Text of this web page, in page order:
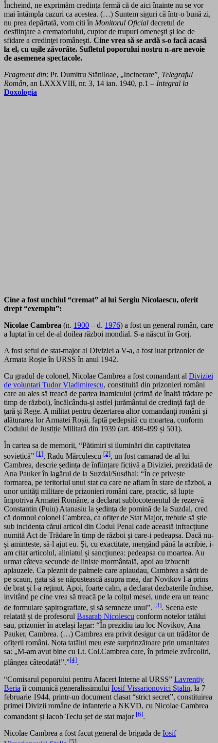
Încheind, ne exprimăm credinţa fermă că de aici înainte nu se vor
mai întâmpla cazuri ca acestea. (…) Suntem siguri că într-o bună zi,
nu prea depărtată, vom citi în Monitorul Oficial decretul de
desfiinţare a crematoriului, cuptor de trupuri omeneşti şi loc de
sfidare a credinţei româneşti. Cine vrea să se ardă s-o facă acasă
la el, cu uşile zăvorâte. Sufletul poporului nostru n-are nevoie
de asemenea spectacole.
Fragment din: Pr. Dumitru Stăniloae, „Incinerare” , Telegraful
Român, an LXXXVIII, nr. 3, 14 ian. 1940, p.1 – Integral la
Doxologia
Cine a fost unchiul “cremat” al lui Sergiu Nicolaescu, oferit
drept “exemplu”:
Nicolae Cambrea (n. 1900 – d. 1976) a fost un general român, care
a luptat în cel de-al doilea război mondial. S-a născut în Gorj.
A fost șeful de stat-major al Diviziei a V-a, a fost luat prizonier de
Armata Roșie în URSS în anul 1942.
Cu gradul de colonel, Nicolae Cambrea a fost comandant al Diviziei
de voluntari Tudor Vladimirescu, constituită din prizonieri români
care au ales să treacă de partea inamicului (crimă de înaltă trădare pe
timp de război), încălcându-și astfel jurământul de credință față de
țară și Rege. A militat pentru dezertarea altor comandanți români și
alăturarea lor Armatei Roșii, faptă pedepsită cu moartea, conform
Codului de Justiție Militară din 1939 (art. 498-499 și 501).
În cartea sa de memorii, “Pătimiri si iluminări din captivitatea
sovietică” [1], Radu Mărculescu [2], un fost camarad de-al lui
Cambrea, descrie ședința de înființare fictivă a Diviziei, prezidată de
Ana Pauker în lagărul de la Suzdal/Susdhal: “În ce privește
formarea, pe teritoriul unui stat cu care ne aflam în stare de război, a
unor unități militare de prizonieri români care, practic, să lupte
împotriva Armatei Române, a declarat sublocotenentul de rezervă
Constantin (Puiu) Atanasiu la ședința de pomină de la Suzdal, cred
că domnul colonel Cambrea, ca ofițer de Stat Major, trebuie să știe
sub incidența cărui articol din Codul Penal cade această infracțiune
numită Act de Trădare în timp de război și care-i pedeapsa. Dacă nu-
și aminteste, să-l ajut eu. Și, cu exactitate, mergând până la acribie, i-
am citat articolul, aliniatul și sancțiunea: pedeapsa cu moartea. Au
urmat câteva secunde de liniste mormântală, apoi au izbucnit
aplauzele. Ca pleznit de palmele care aplaudau, Cambrea a sărit de
pe scaun, gata să se năpustească asupra mea, dar Novikov l-a prins
de brat și l-a reținut. Apoi, foarte calm, a declarat dezbaterile închise,
invitând pe cine vrea să treacă pe la colțul mesei, unde era un teanc
de formulare șapirografiate, și să semneze unul”. [3]. Scena este
relatată și de profesorul Basarab Nicolescu conform notelor tatălui
sau, prizonier în același lagar: “În prezidiu iau loc Novikov, Ana
Pauker, Cambrea. (…) Cambrea era privit desigur ca un trădător de
ofițerii români. Nota tatălui meu este surprinzătoare prin umanitatea
sa: „M-am avut bine cu Lt. Col.Cambrea care, în primele zvârcoliri,
plângea câteodată!”.”[4].
“Comisarul poporului pentru Afaceri Interne al URSS” Lavrentiy
Beria îi comunică generalissimului Iosif Vissarionovici Stalin, la 7
februarie 1944, printr-un document clasat “strict secret”, constituirea
primei Divizii române de infanterie a NKVD, cu Nicolae Cambrea
comandant și Iacob Teclu șef de stat major [6].
Nicolae Cambrea a fost facut general de brigada de Iosif
[5]